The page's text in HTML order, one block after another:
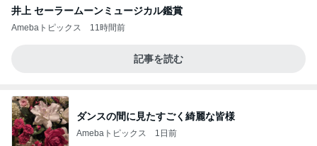
井上 セーラームーンミュージカル鑑賞
Amebaトピックス 11時間前
記事を読む
ダンスの間に見たすごく綺麗な皆様
Amebaトピックス 1日前